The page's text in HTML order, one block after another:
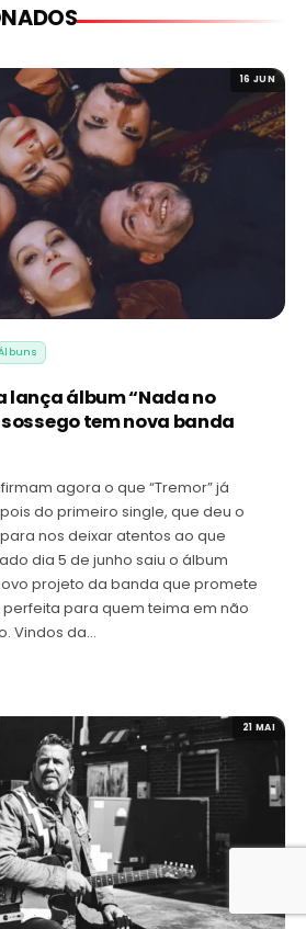
16 JUN
álbum “Nada no
tem nova banda
agora o que “Tremor” já
do primeiro single, que deu o
nos deixar atentos ao que
dia 5 de junho saiu o álbum
projeto da banda que promete
para quem teima em não
Vindos da…
21 MAI